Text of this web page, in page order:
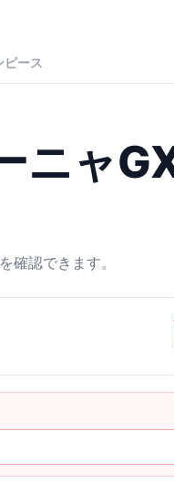
ピース
ニャ
確認できます。